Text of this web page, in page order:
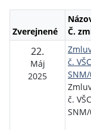
Zverejnené
Č.
22.
Máj
2025
č.
č.